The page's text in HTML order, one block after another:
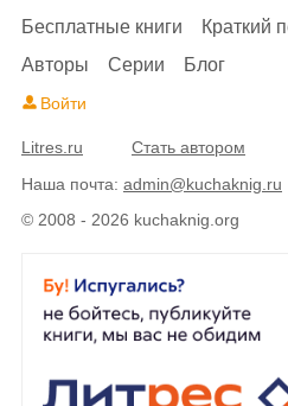
© 2008 - 2026 kuchaknig.org
Бесплатные книги
Краткий
Авторы
Серии Блог
Войти
Litres.ru Стать автором
Наша почта: admin@kuchaknig.ru